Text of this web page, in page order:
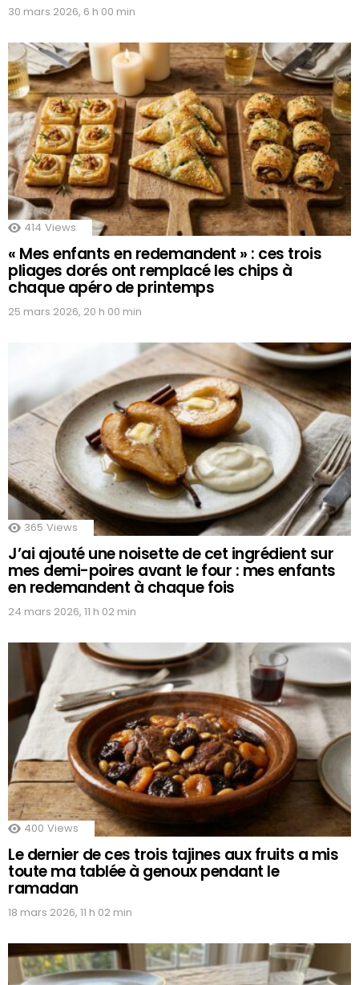
30 mars 2026, 6 h 00 min
414 Views
« Mes enfants en redemandent » : ces trois
pliages dorés ont remplacé les chips à
chaque apéro de printemps
25 mars 2026, 20 h 00 min
365 Views
J’ai ajouté une noisette de cet ingrédient sur
mes demi-poires avant le four : mes enfants
en redemandent à chaque fois
24 mars 2026, 11 h 02 min
400 Views
Le dernier de ces trois tajines aux fruits a mis
toute ma tablée à genoux pendant le
ramadan
18 mars 2026, 11 h 02 min